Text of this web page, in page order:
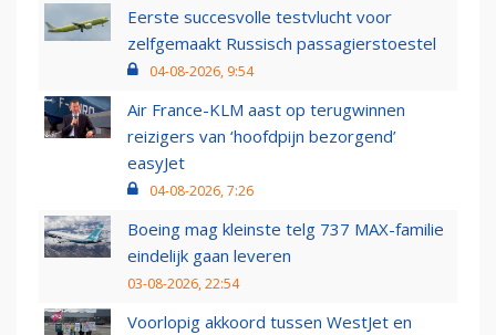
Eerste succesvolle testvlucht voor
zelfgemaakt Russisch passagierstoestel
04-08-2026, 9:54
Air France-KLM aast op terugwinnen
reizigers van ‘hoofdpijn bezorgend’
easyJet
04-08-2026, 7:26
Boeing mag kleinste telg 737 MAX-familie
eindelijk gaan leveren
03-08-2026, 22:54
Voorlopig akkoord tussen WestJet en